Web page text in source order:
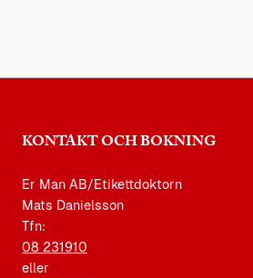
KONTAKT OCH BOKNING
Er Man AB/Etikettdoktorn
Mats Danielsson
Tfn:
08 231910
eller